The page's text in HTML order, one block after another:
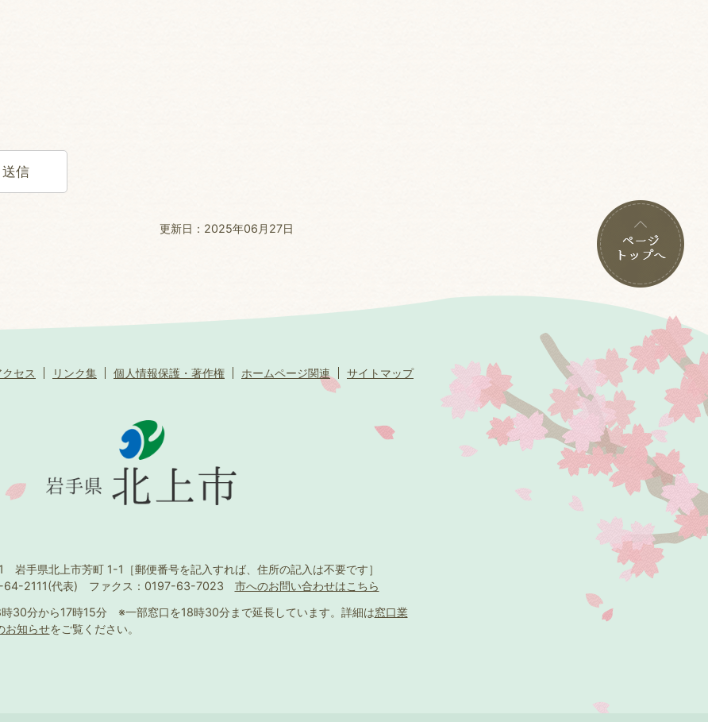
更新日：2025年06月27日
セス リンク集 個人情報保護・著作権 ホームページ関連 サイトマップ
岩手県北上市芳町 1-1 ［郵便番号を記入すれば、住所の記入は不要です］
64-2111(代表) ファクス：0197-63-7023 市へのお問い合わせはこちら
時30分から17時15分 ※一部窓口を18時30分まで延長しています。 詳細は窓口業
お知らせをご覧ください。